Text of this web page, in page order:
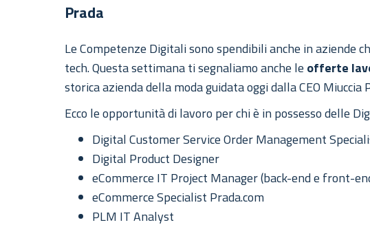
Prada
Le Competenze Digitali sono spendibili anche in aziende
tech. Questa settimana ti segnaliamo anche le offerte
storica azienda della moda guidata oggi dalla CEO Miuccia
Ecco le opportunità di lavoro per chi è in possesso delle
Digital Customer Service Order Management
Digital Product Designer
eCommerce IT Project Manager (back-end e front-
eCommerce Specialist Prada.com
PLM IT Analyst